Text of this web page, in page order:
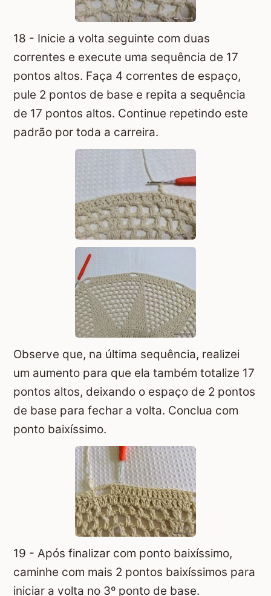
18 - Inicie a volta seguinte com duas
correntes e execute uma sequência de 17
pontos altos. Faça 4 correntes de espaço,
pule 2 pontos de base e repita a sequência
de 17 pontos altos. Continue repetindo este
padrão por toda a carreira.
Observe que, na última sequência, realizei
um aumento para que ela também totalize 17
pontos altos, deixando o espaço de 2 pontos
de base para fechar a volta. Conclua com
ponto baixíssimo.
19 - Após finalizar com ponto baixíssimo,
caminhe com mais 2 pontos baixíssimos para
iniciar a volta no 3º ponto de base.